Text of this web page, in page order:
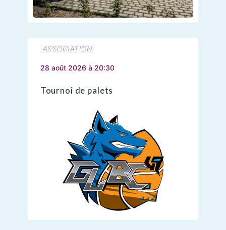
ASSOCIATION
28 août 2026 à 20:30
Tournoi de palets